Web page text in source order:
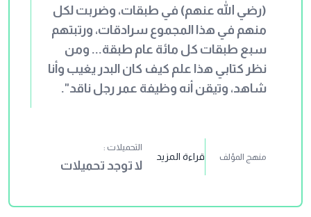
(رضي الله عنهم) في طبقات، وضربت لكل
منهم في هذا المجموع سرادقات، ورتبتهم
سبع طبقات كل مائة عام طبقة... ومن
نظر كتابي هذا علم كيف كان البدر يغيب وأنا
شاهد، وتيقن أنه وظيفة عمر رجل ناقد".
منهج المؤلف قراءة المزيد
التحميلات :
لا توجد تحميلات